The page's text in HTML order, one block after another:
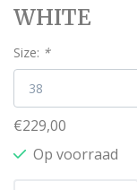
WHITE
Size: *
€229,00
Op voorraad